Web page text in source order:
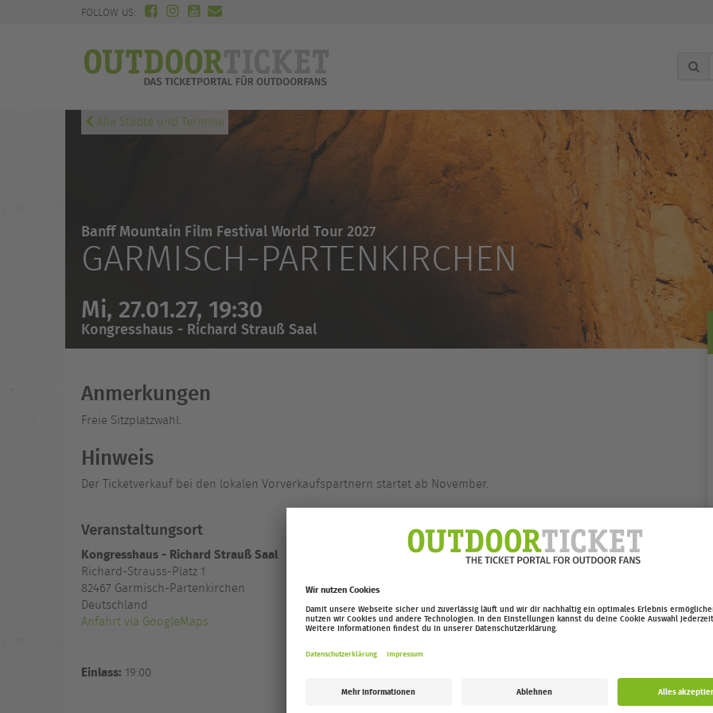
FOLLOW US:
Alle Städte und Termine
Banff Mountain Film Festival World Tour 2027
GARMISCH-PARTENKIRCHEN
Mi, 27.01.27, 19:30
Kongresshaus - Richard Strauß Saal
Anmerkungen
Freie Sitzplatzwahl.
Hinweis
Der Ticketverkauf bei den lokalen Vorverkaufspartnern startet ab November.
Veranstaltungsort
Kongresshaus - Richard Strauß Saal
Richard-Strauss-Platz 1
82467 Garmisch-Partenkirchen
Deutschland
Anfahrt via GoogleMaps
Einlass: 19:00